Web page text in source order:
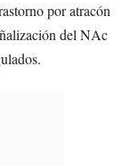
por atracón
del NAc